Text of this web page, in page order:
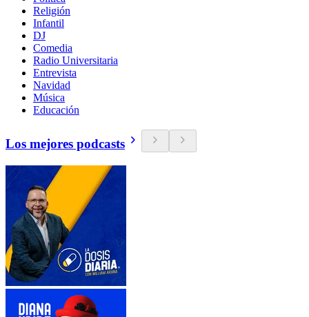
Religión
Infantil
DJ
Comedia
Radio Universitaria
Entrevista
Navidad
Música
Educación
Los mejores podcasts